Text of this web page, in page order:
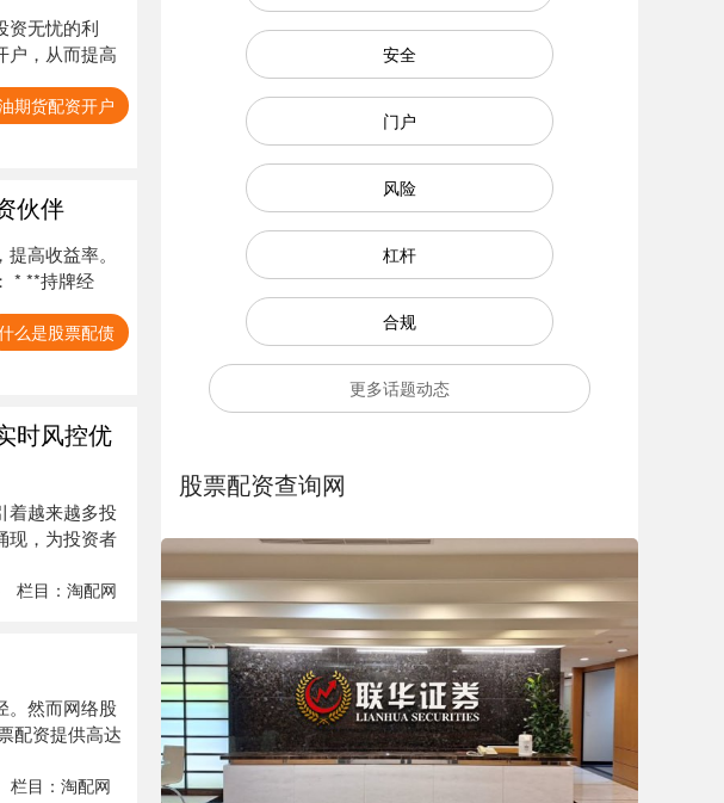
资无忧的利
户，从而提高
期货配资开户
伙伴
高收益率。
* **持牌经
么是股票配债
时风控优
着越来越多投
现，为投资者
栏目： 淘配网
。然而网络股
配资提供高达
栏目： 淘配网
安全
门户
风险
杠杆
合规
更多话题动态
股票配资查询网